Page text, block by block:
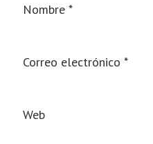
Nombre *
Correo electrónico *
Web